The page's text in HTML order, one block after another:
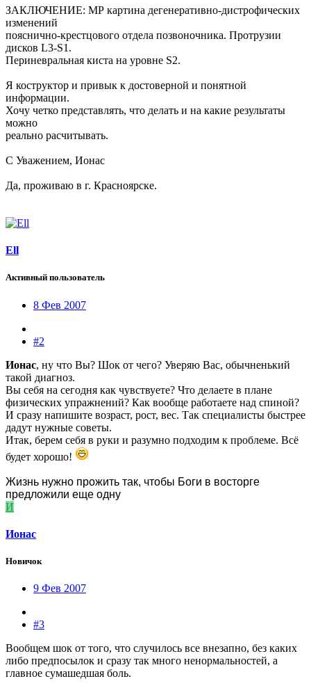
ЗАКЛЮЧЕНИЕ: МР картина дегенеративно-дистрофических
изменений
пояснично-крестцового отдела позвоночника. Протрузии
дисков L3-S1.
Периневральная киста на уровне S2.
Я коструктор и привык к достоверной и понятной
информации.
Хочу четко представлять, что делать и на какие результаты
можно
реально расчитывать.
С Уважением, Ионас
Да, проживаю в г. Красноярске.
Ell
Активный пользователь
8 Фев 2007
#2
Ионас, ну что Вы? Шок от чего? Уверяю Вас, обычненький
такой диагноз.
Вы себя на сегодня как чувствуете? Что делаете в плане
физических упражнений? Как вообще работаете над спиной?
И сразу напишите возраст, рост, вес. Так специалисты быстрее
дадут нужные советы.
Итак, берем себя в руки и разумно подходим к проблеме. Всё
будет хорошо!
Жизнь нужно прожить так, чтобы Боги в восторге
предложили еще одну
И
Ионас
Новичок
9 Фев 2007
#3
Вообщем шок от того, что случилось все внезапно, без каких
либо предпосылок и сразу так много ненормальностей, а
главное сумашедшая боль.